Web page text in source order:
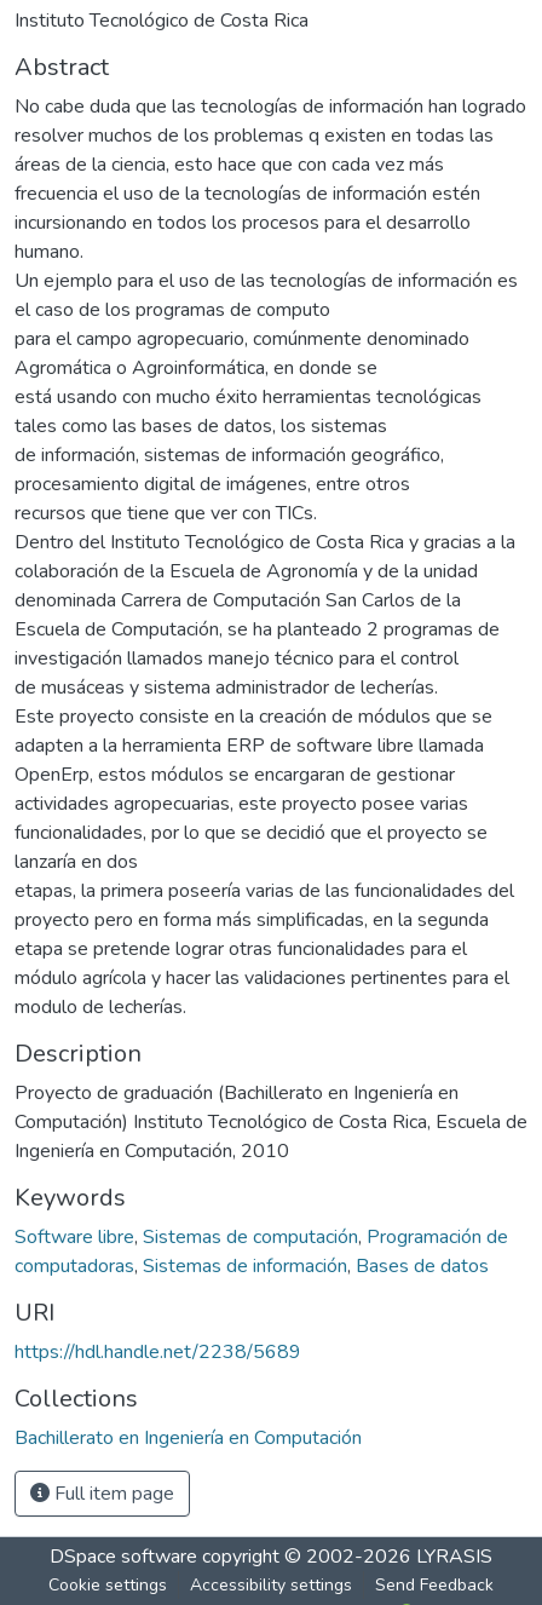
Instituto Tecnológico de Costa Rica
Abstract
No cabe duda que las tecnologías de información han logrado
resolver muchos de los problemas q existen en todas las
áreas de la ciencia, esto hace que con cada vez más
frecuencia el uso de la tecnologías de información estén
incursionando en todos los procesos para el desarrollo
humano.
Un ejemplo para el uso de las tecnologías de información es
el caso de los programas de computo
para el campo agropecuario, comúnmente denominado
Agromática o Agroinformática, en donde se
está usando con mucho éxito herramientas tecnológicas
tales como las bases de datos, los sistemas
de información, sistemas de información geográfico,
procesamiento digital de imágenes, entre otros
recursos que tiene que ver con TICs.
Dentro del Instituto Tecnológico de Costa Rica y gracias a la
colaboración de la Escuela de Agronomía y de la unidad
denominada Carrera de Computación San Carlos de la
Escuela de Computación, se ha planteado 2 programas de
investigación llamados manejo técnico para el control
de musáceas y sistema administrador de lecherías.
Este proyecto consiste en la creación de módulos que se
adapten a la herramienta ERP de software libre llamada
OpenErp, estos módulos se encargaran de gestionar
actividades agropecuarias, este proyecto posee varias
funcionalidades, por lo que se decidió que el proyecto se
lanzaría en dos
etapas, la primera poseería varias de las funcionalidades del
proyecto pero en forma más simplificadas, en la segunda
etapa se pretende lograr otras funcionalidades para el
módulo agrícola y hacer las validaciones pertinentes para el
modulo de lecherías.
Description
Proyecto de graduación (Bachillerato en Ingeniería en
Computación) Instituto Tecnológico de Costa Rica, Escuela de
Ingeniería en Computación, 2010
Keywords
Software libre, Sistemas de computación, Programación de
computadoras, Sistemas de información, Bases de datos
URI
https://hdl.handle.net/2238/5689
Collections
Bachillerato en Ingeniería en Computación
Full item page
DSpace software copyright © 2002-2026 LYRASIS
Cookie settings Accessibility settings Send Feedback